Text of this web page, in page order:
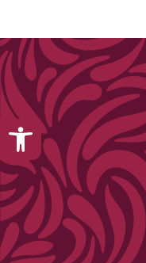
Open toolbar